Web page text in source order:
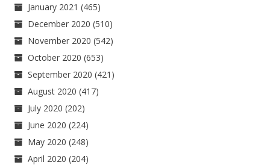
January 2021 (465)
December 2020 (510)
November 2020 (542)
October 2020 (653)
September 2020 (421)
August 2020 (417)
July 2020 (202)
June 2020 (224)
May 2020 (248)
April 2020 (204)